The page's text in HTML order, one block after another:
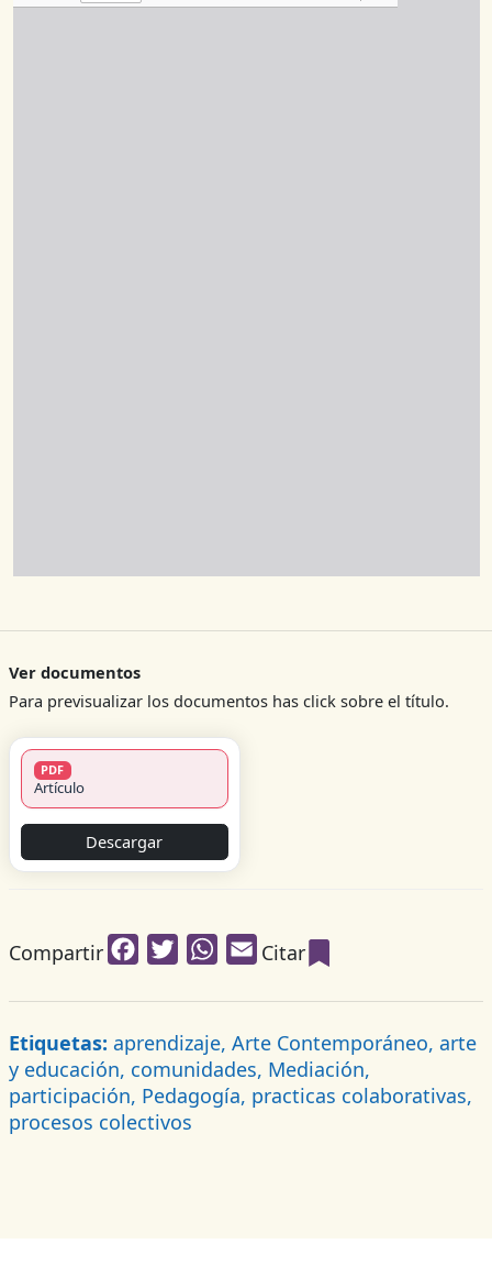
Ver documentos
Para previsualizar los documentos has click sobre el título.
PDF
Artículo
Descargar
Compartir FacebookTwitterWhatsApp
Email
Citar
Etiquetas: aprendizaje, Arte Contemporáneo, arte
y educación, comunidades, Mediación,
participación, Pedagogía, practicas colaborativas,
procesos colectivos